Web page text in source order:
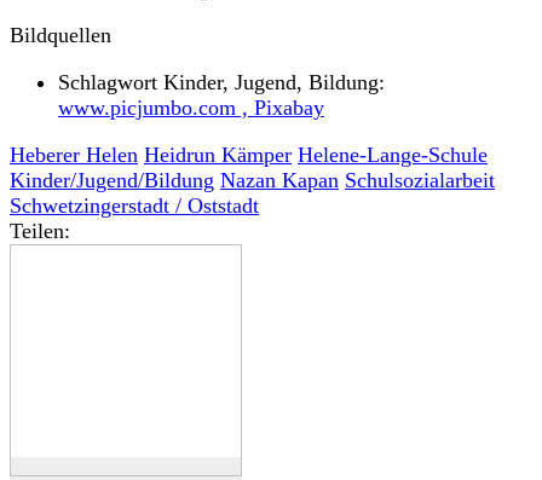
Bildquellen
Schlagwort Kinder, Jugend, Bildung:
www.picjumbo.com , Pixabay
Heberer Helen Heidrun Kämper Helene-Lange-Schule
Kinder/Jugend/Bildung Nazan Kapan Schulsozialarbeit
Schwetzingerstadt / Oststadt
Teilen: